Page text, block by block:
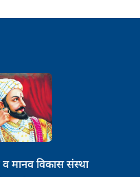
व मानव विकास संस्था